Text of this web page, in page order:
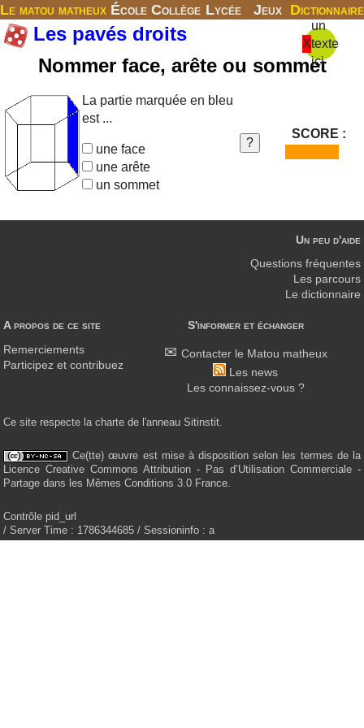
Le matou matheux École Collège Lycée Jeux Dictionnaire
X
un
texte
ici
Les pavés droits
Nommer face, arête ou sommet
La partie marquée en bleu
est ...
une face
une arête
un sommet
SCORE :
A propos de ce site
Remerciements
Participez et contribuez
S'informer et échanger
Contacter le Matou matheux
Les news
Les connaissez-vous ?
Un peu d'aide
Questions fréquentes
Les parcours
Le dictionnaire
Ce site respecte la charte de l'anneau Sitinstit.
Ce(tte) œuvre est mise à disposition selon les termes de la
Licence Creative Commons Attribution - Pas d’Utilisation Commerciale -
Partage dans les Mêmes Conditions 3.0 France.
Contrôle pid_url
/ Server Time : 1786344685 / Sessioninfo : a